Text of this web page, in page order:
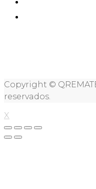
Copyright ©
reservados.
X